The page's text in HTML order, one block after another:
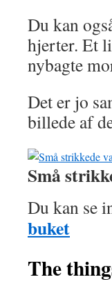
Du kan
hjerter. Et
nybagte
Det er jo
billede af
Små
Du kan se
buket
The